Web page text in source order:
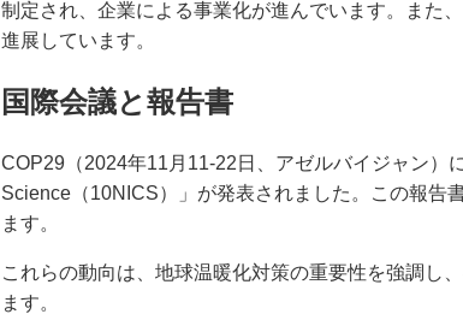
制定され、企業による事業化が進んでいます。また
進展しています。
国際会議と報告書
COP29（2024年11月11-22日、アゼルバイジャン）
Science（10NICS）」が発表されました。この報告
ます。
これらの動向は、地球温暖化対策の重要性を強調し
ます。